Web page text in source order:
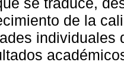
de la
individuales